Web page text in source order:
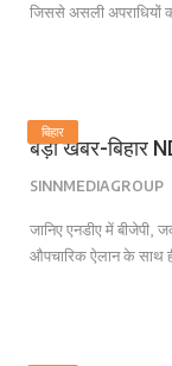
जिससे असली अपराधियों
बिहार
बड़ी खबर-बिहार
SINNMEDIAGROUP
जानिए एनडीए में बीजेपी,
औपचारिक ऐलान के साथ